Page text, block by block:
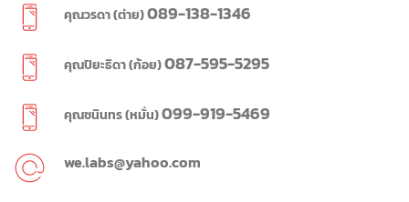
คุณวรดา (ต่าย)089-138-1346
คุณปิยะธิดา (ก้อย)087-595-5295
คุณชนินทร (หมั่น)099-919-5469
we.labs@yahoo.com